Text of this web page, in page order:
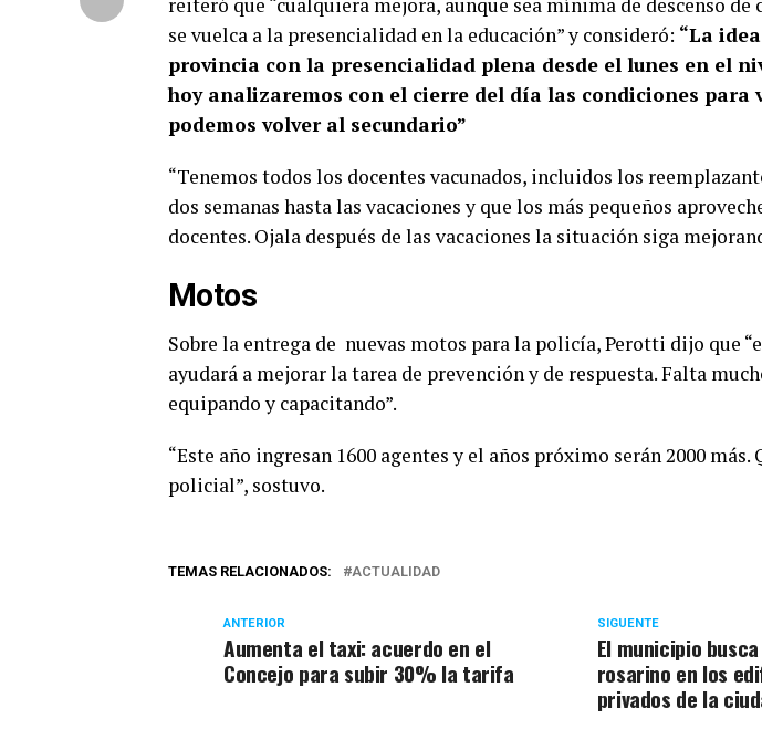
se vuelca a la presencialidad en la educación” y consideró: “La
provincia con la presencialidad plena desde el lunes en el
hoy analizaremos con el cierre del día las condiciones para
podemos volver al secundario”
“Tenemos todos los docentes vacunados, incluidos los
dos semanas hasta las vacaciones y que los más pequeños
docentes. Ojala después de las vacaciones la situación siga
Motos
Sobre la entrega de nuevas motos para la policía, Perotti dijo que
ayudará a mejorar la tarea de prevención y de respuesta. Falta
equipando y capacitando”.
“Este año ingresan 1600 agentes y el años próximo serán 2000 más.
policial”, sostuvo.
TEMAS RELACIONADOS: ACTUALIDAD
SIGUENTE
El municipio
rosarino en los
privados de la
ANTERIOR
Aumenta el taxi: acuerdo en el
Concejo para subir 30% la tarifa